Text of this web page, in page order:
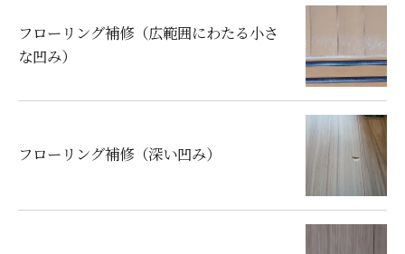
フローリング補修（広範囲にわたる小さ
な凹み）
フローリング補修（深い凹み）